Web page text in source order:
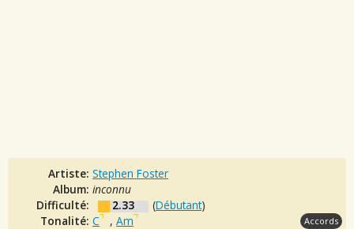
Artiste: Stephen Foster
Album: inconnu
Difficulté:
2.33 (Débutant)
Tonalité: C , Am Accords